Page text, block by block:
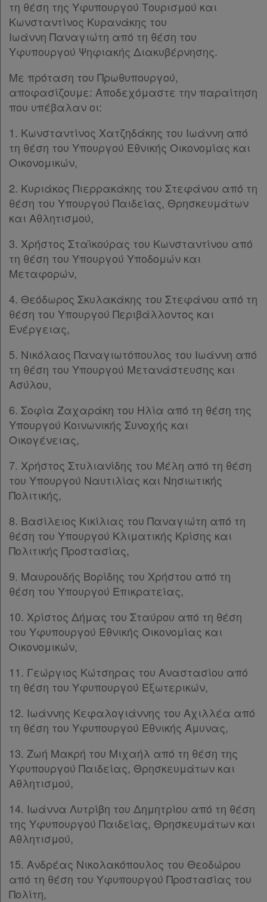
Όροι
χρήσης
Πολιτική
απορρήτου
και
cookies
Απόκτηση
Συνδρομής
συνδρομή
Ομαδικά
πακέτα
Παροχές
σε
συνδρομητές
Ενεργοί
συνδρομητές
Τα
αγαπημένα
μου
Οι
σημειώσεις
μου
Ψάχνω
και
βρίσκω
τη θέση της Υφυπουργού Τουρισμού και
Κωνσταντίνος Κυρανάκης του
Ιωάννη Παναγιώτη από τη θέση του
Υφυπουργού Ψηφιακής Διακυβέρνησης.
Με πρόταση του Πρωθυπουργού,
αποφασίζουμε: Αποδεχόμαστε την παραίτηση
που υπέβαλαν οι:
1. Κωνσταντίνος Χατζηδάκης του Ιωάννη από
τη θέση του Υπουργού Εθνικής Οικονομίας και
Οικονομικών,
2. Κυριάκος Πιερρακάκης του Στεφάνου από τη
θέση του Υπουργού Παιδείας, Θρησκευμάτων
και Αθλητισμού,
3. Χρήστος Σταϊκούρας του Κωνσταντίνου από
τη θέση του Υπουργού Υποδομών και
Μεταφορών,
4. Θεόδωρος Σκυλακάκης του Στεφάνου από τη
θέση του Υπουργού Περιβάλλοντος και
Ενέργειας,
5. Νικόλαος Παναγιωτόπουλος του Ιωάννη από
τη θέση του Υπουργού Μετανάστευσης και
Ασύλου,
6. Σοφία Ζαχαράκη του Ηλία από τη θέση της
Υπουργού Κοινωνικής Συνοχής και
Οικογένειας,
7. Χρήστος Στυλιανίδης του Μέλη από τη θέση
του Υπουργού Ναυτιλίας και Νησιωτικής
Πολιτικής,
8. Βασίλειος Κικίλιας του Παναγιώτη από τη
θέση του Υπουργού Κλιματικής Κρίσης και
Πολιτικής Προστασίας,
9. Μαυρουδής Βορίδης του Χρήστου από τη
θέση του Υπουργού Επικρατείας,
10. Χρίστος Δήμας του Σταύρου από τη θέση
του Υφυπουργού Εθνικής Οικονομίας και
Οικονομικών,
11. Γεώργιος Κώτσηρας του Αναστασίου από
τη θέση του Υφυπουργού Εξωτερικών,
12. Ιωάννης Κεφαλογιάννης του Αχιλλέα από
τη θέση του Υφυπουργού Εθνικής Άμυνας,
13. Ζωή Μακρή του Μιχαήλ από τη θέση της
Υφυπουργού Παιδείας, Θρησκευμάτων και
Αθλητισμού,
14. Ιωάννα Λυτρίβη του Δημητρίου από τη θέση
της Υφυπουργού Παιδείας, Θρησκευμάτων και
Αθλητισμού,
15. Ανδρέας Νικολακόπουλος του Θεοδώρου
από τη θέση του Υφυπουργού Προστασίας του
Πολίτη,